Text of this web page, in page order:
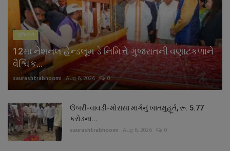
રાશિફળ
ગુનાખોરી
બોલિવૂડ
સ્વાસ્થ્ય
ગુજરાત
12મા નેશનલ હેન્ડલૂમ ડે નિમિત્તે ગુજરાતની વણાટકળાને
વૈશ્વિક...
saurashtrabhoomi Aug 6, 2026 0
ઉંબરી-વાવડી-મોરાસા માર્ગનું ખાતમુહૂર્ત, રૂ. 5.77
કરોડના...
saurashtrabhoomi Aug 6, 2026 0